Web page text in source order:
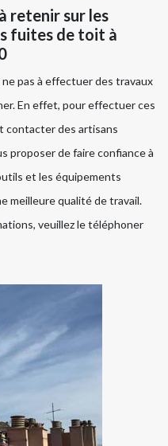
retenir sur les
fuites de toit à
pas à effectuer des travaux
En effet, pour effectuer ces
contacter des artisans
proposer de faire confiance à
et les équipements
meilleure qualité de travail.
veuillez le téléphoner